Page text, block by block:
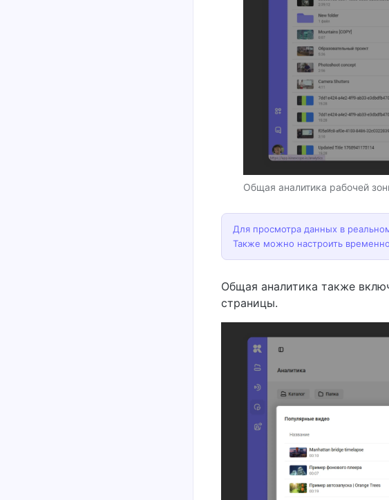
Общая аналитика рабочей
Для просмотра данных в
Также можно настроить
Общая аналитика также
страницы.